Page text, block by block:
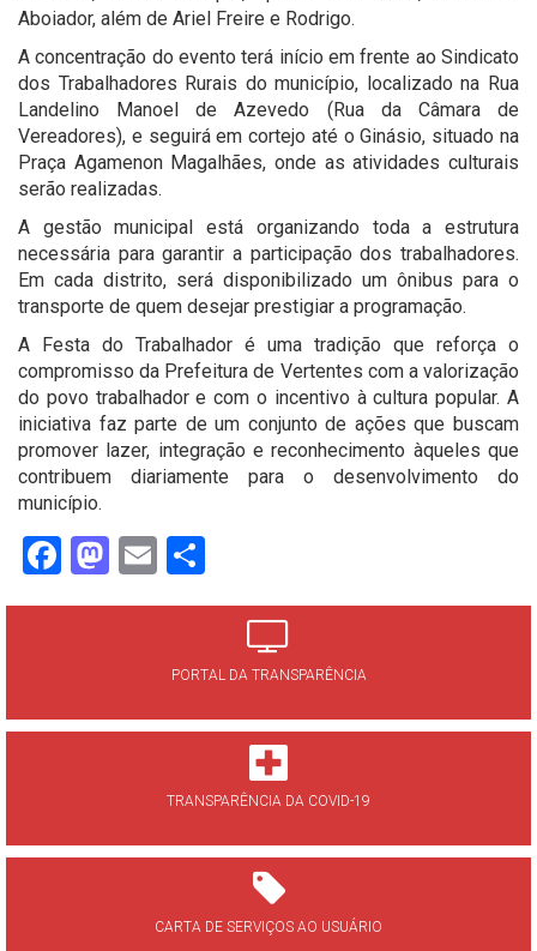
Aboiador, além de Ariel Freire e Rodrigo.
A concentração do evento terá início em frente ao Sindicato
dos Trabalhadores Rurais do município, localizado na Rua
Landelino Manoel de Azevedo (Rua da Câmara de
Vereadores), e seguirá em cortejo até o Ginásio, situado na
Praça Agamenon Magalhães, onde as atividades culturais
serão realizadas.
A gestão municipal está organizando toda a estrutura
necessária para garantir a participação dos trabalhadores.
Em cada distrito, será disponibilizado um ônibus para o
transporte de quem desejar prestigiar a programação.
A Festa do Trabalhador é uma tradição que reforça o
compromisso da Prefeitura de Vertentes com a valorização
do povo trabalhador e com o incentivo à cultura popular. A
iniciativa faz parte de um conjunto de ações que buscam
promover lazer, integração e reconhecimento àqueles que
contribuem diariamente para o desenvolvimento do
município.
Facebook
Mastodon
Email
PORTAL DA TRANSPARÊNCIA
TRANSPARÊNCIA DA COVID-19
CARTA DE SERVIÇOS AO USUÁRIO